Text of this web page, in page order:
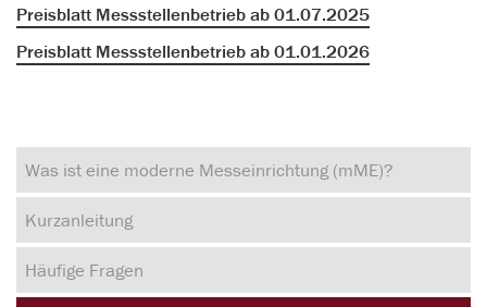
Preisblatt Messstellenbetrieb ab 01.07.2025
Preisblatt Messstellenbetrieb ab 01.01.2026
Was ist eine moderne Messeinrichtung (mME)?
Kurzanleitung
Häufige Fragen